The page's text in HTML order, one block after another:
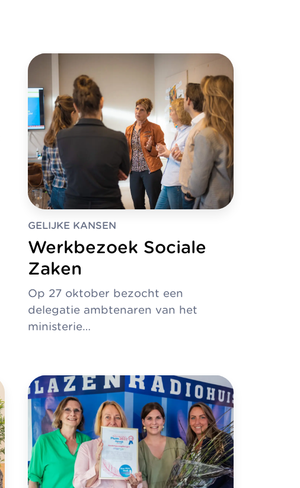
GELIJKE KANSEN
Werkbezoek Sociale
Zaken
Op 27 oktober bezocht een
delegatie ambtenaren van het
ministerie…